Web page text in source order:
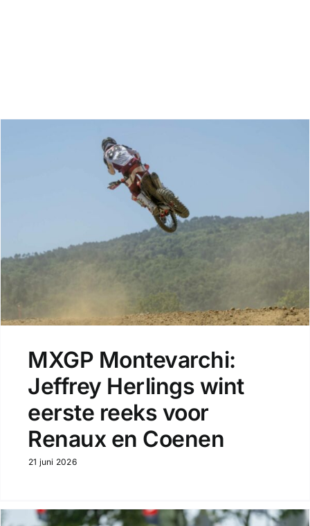
MXGP Montevarchi:
Jeffrey Herlings wint
eerste reeks voor
Renaux en Coenen
21 juni 2026